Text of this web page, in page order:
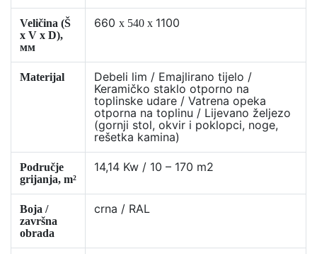
Veličina (Š
x V x D),
мм
660 x 540 x 1100
Materijal
Debeli lim / Emajlirano tijelo /
Keramičko staklo otporno na
toplinske udare / Vatrena opeka
otporna na toplinu / Lijevano željezo
(gornji stol, okvir i poklopci, noge,
rešetka kamina)
Područje
grijanja, m²
14,14 Kw / 10 – 170 m2
Boja /
završna
obrada
crna / RAL